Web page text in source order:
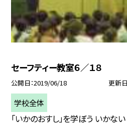
セーフティー教室６／１８
公開日 2019/06/18 更新日
学校全体
「いかのおすし」を学ぼう いかな